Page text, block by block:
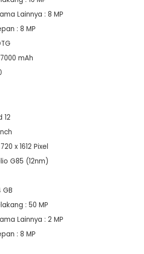
Lainnya : 8 MP
: 8 MP
mAh
12
x 1612 Pixel
G85 (12nm)
: 50 MP
Lainnya : 2 MP
: 8 MP